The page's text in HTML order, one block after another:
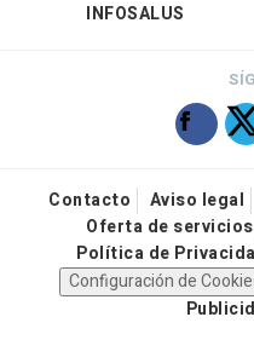
INFOSALUS
Contacto Aviso legal
Oferta de servicios
Política de
Configuración de